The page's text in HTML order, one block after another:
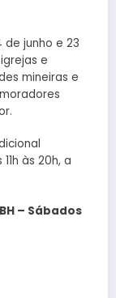
junho e 23
e
mineiras e
às 20h, a
– Sábados